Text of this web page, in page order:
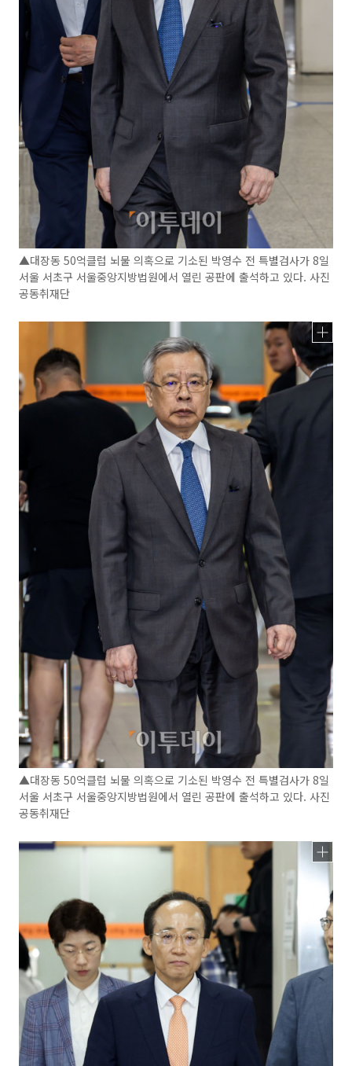
▲대장동 50억클럽 뇌물 의혹으로 기소된 박영수 전 특별검사가 8일
서울 서초구 서울중앙지방법원에서 열린 공판에 출석하고 있다. 사진
공동취재단
▲대장동 50억클럽 뇌물 의혹으로 기소된 박영수 전 특별검사가 8일
서울 서초구 서울중앙지방법원에서 열린 공판에 출석하고 있다. 사진
공동취재단